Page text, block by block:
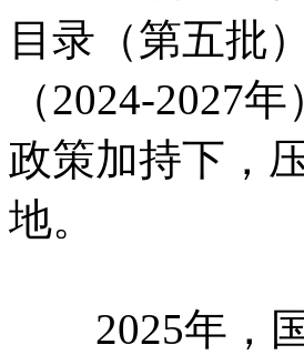
目录（第五批
（2024-2027
政策加持下，
地。
2025年，国